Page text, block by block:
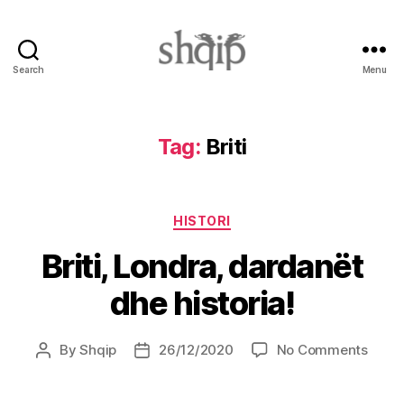
Search Menu
Tag: Briti
Categories
HISTORI
Briti, Londra, dardanët
dhe historia!
PostByShqip
Post26/12/2020 No Commentson